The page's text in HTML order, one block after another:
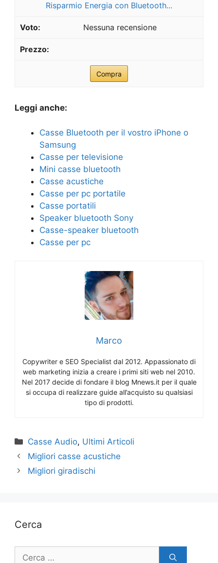
Risparmio Energia con Bluetooth...
Nessuna recensione
Compra
Leggi anche:
Casse Bluetooth per il vostro iPhone o
Samsung
Casse per televisione
Mini casse bluetooth
Casse acustiche
Casse per pc portatile
Casse portatili
Speaker bluetooth Sony
Casse-speaker bluetooth
Casse per pc
Marco
Copywriter e SEO Specialist dal 2012. Appassionato di
web marketing inizia a creare i primi siti web nel 2010.
Nel 2017 decide di fondare il blog Mnews.it per il quale
si occupa di realizzare guide all’acquisto su qualsiasi
tipo di prodotti.
Categorie
Casse Audio, Ultimi Articoli
Migliori casse acustiche
Migliori giradischi
Cerca
Ricerca